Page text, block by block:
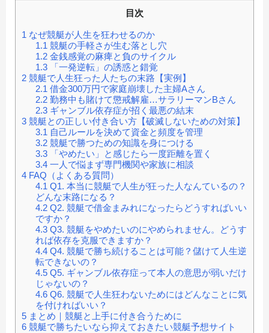
目次
1 なぜ競艇が人生を狂わせるのか
1.1 競艇の手軽さが生む落とし穴
1.2金銭感覚の麻痺と負のサイクル
1.3「一発逆転」の誘惑と錯覚
2 競艇で人生狂った人たちの末路【実例】
2.1 借金300万円で家庭崩壊した主婦Aさん
2.2勤務中も賭けて懲戒解雇…サラリーマンBさん
2.3ギャンブル依存症が招く最悪の結末
3 競艇との正しい付き合い方【破滅しないための対策】
3.1 自己ルールを決めて資金と頻度を管理
3.2競艇で勝つための知識を身につける
3.3「やめたい」と感じたら一度距離を置く
3.4一人で悩まず専門機関や家族に相談
4 FAQ（よくある質問）
4.1 Q1. 本当に競艇で人生が狂った人なんているの？
どんな末路になる？
4.2Q2. 競艇で借金まみれになったらどうすればいい
ですか？
4.3Q3. 競艇をやめたいのにやめられません。どうす
れば依存を克服できますか？
4.4Q4. 競艇で勝ち続けることは可能？儲けて人生逆
転できないの？
4.5Q5. ギャンブル依存症って本人の意思が弱いだけ
じゃないの？
4.6Q6. 競艇で人生狂わないためにはどんなことに気
を付ければいい？
5 まとめ｜競艇と上手に付き合うために
6 競艇で勝ちたいなら抑えておきたい競艇予想サイト